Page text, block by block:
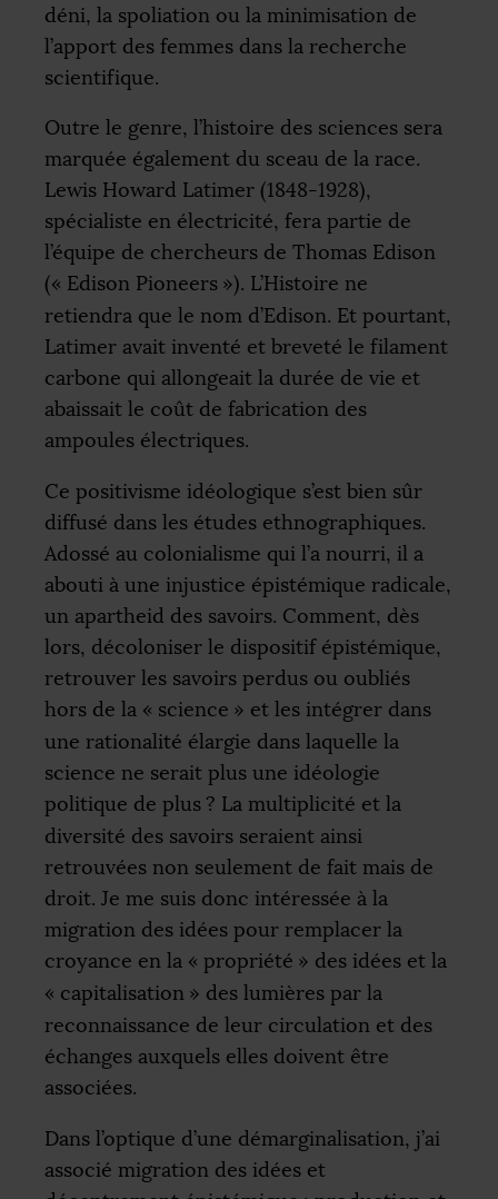
déni, la spoliation ou la minimisation de
l’apport des femmes dans la recherche
scientifique.
Outre le genre, l’histoire des sciences sera
marquée également du sceau de la race.
Lewis Howard Latimer (1848-1928),
spécialiste en électricité, fera partie de
l’équipe de chercheurs de Thomas Edison
(« Edison Pioneers »). L’Histoire ne
retiendra que le nom d’Edison. Et pourtant,
Latimer avait inventé et breveté le filament
carbone qui allongeait la durée de vie et
abaissait le coût de fabrication des
ampoules électriques.
Ce positivisme idéologique s’est bien sûr
diffusé dans les études ethnographiques.
Adossé au colonialisme qui l’a nourri, il a
abouti à une injustice épistémique radicale,
un apartheid des savoirs. Comment, dès
lors, décoloniser le dispositif épistémique,
retrouver les savoirs perdus ou oubliés
hors de la « science » et les intégrer dans
une rationalité élargie dans laquelle la
science ne serait plus une idéologie
politique de plus ? La multiplicité et la
diversité des savoirs seraient ainsi
retrouvées non seulement de fait mais de
droit. Je me suis donc intéressée à la
migration des idées pour remplacer la
croyance en la « propriété » des idées et la
« capitalisation » des lumières par la
reconnaissance de leur circulation et des
échanges auxquels elles doivent être
associées.
Dans l’optique d’une démarginalisation, j’ai
associé migration des idées et